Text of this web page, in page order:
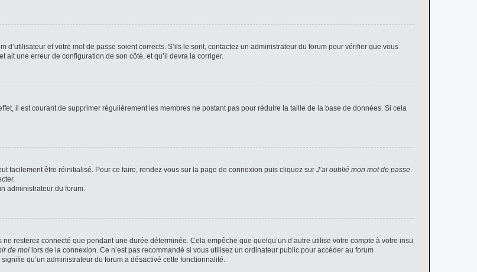
et votre mot de passe soient corrects. S’ils le sont, contactez un administrateur du forum pour vérifier que vous
une erreur de configuration de son côté, et qu’il devra la corriger.
il est courant de supprimer régulièrement les membres ne postant pas pour réduire la taille de la base de données. Si cela
facilement être réinitialisé. Pour ce faire, rendez vous sur la page de connexion puis cliquez sur J’ai oublié mon mot de passe
administrateur du forum.
resterez connecté que pendant une durée déterminée. Cela empêche que quelqu’un d’autre utilise votre compte à votre insu
de moi lors de la connexion. Ce n’est pas recommandé si vous utilisez un ordinateur public pour accéder au forum
qu’un administrateur du forum a désactivé cette fonctionnalité.